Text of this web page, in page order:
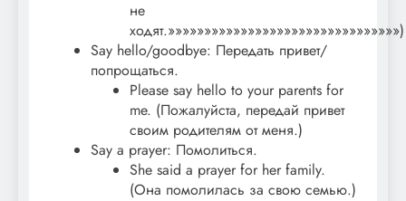
не
ходят.»»»»»»»»»»»»»»»»»»»»»»»»»»»»»»»»)
Say hello/goodbye: Передать привет/
попрощаться.
Please say hello to your parents for
me. (Пожалуйста, передай привет
своим родителям от меня.)
Say a prayer: Помолиться.
She said a prayer for her family.
(Она помолилась за свою семью.)